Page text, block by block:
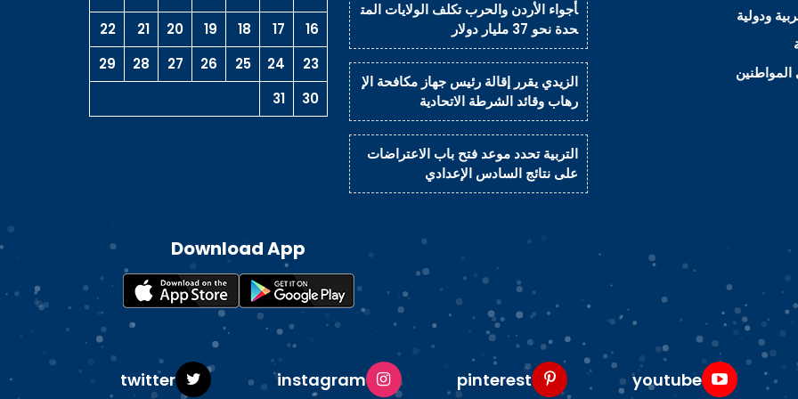
ودولية
أجواء الأردن والحرب تكلف الولايات المت
حدة نحو 37 مليار دولار
الزيدي يقرر إقالة رئيس جهاز مكافحة الإ
رهاب وقائد الشرطة الاتحادية
التربية تحدد موعد فتح باب الاعتراضات
على نتائج السادس الإعدادي
16
17
18
19
20
21
22
23
24
25
26
27
28
29
30
31
Download App
twitter instagram pinterest youtube